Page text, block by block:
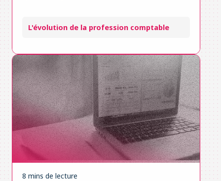
L'évolution de la profession comptable
8 mins de lecture